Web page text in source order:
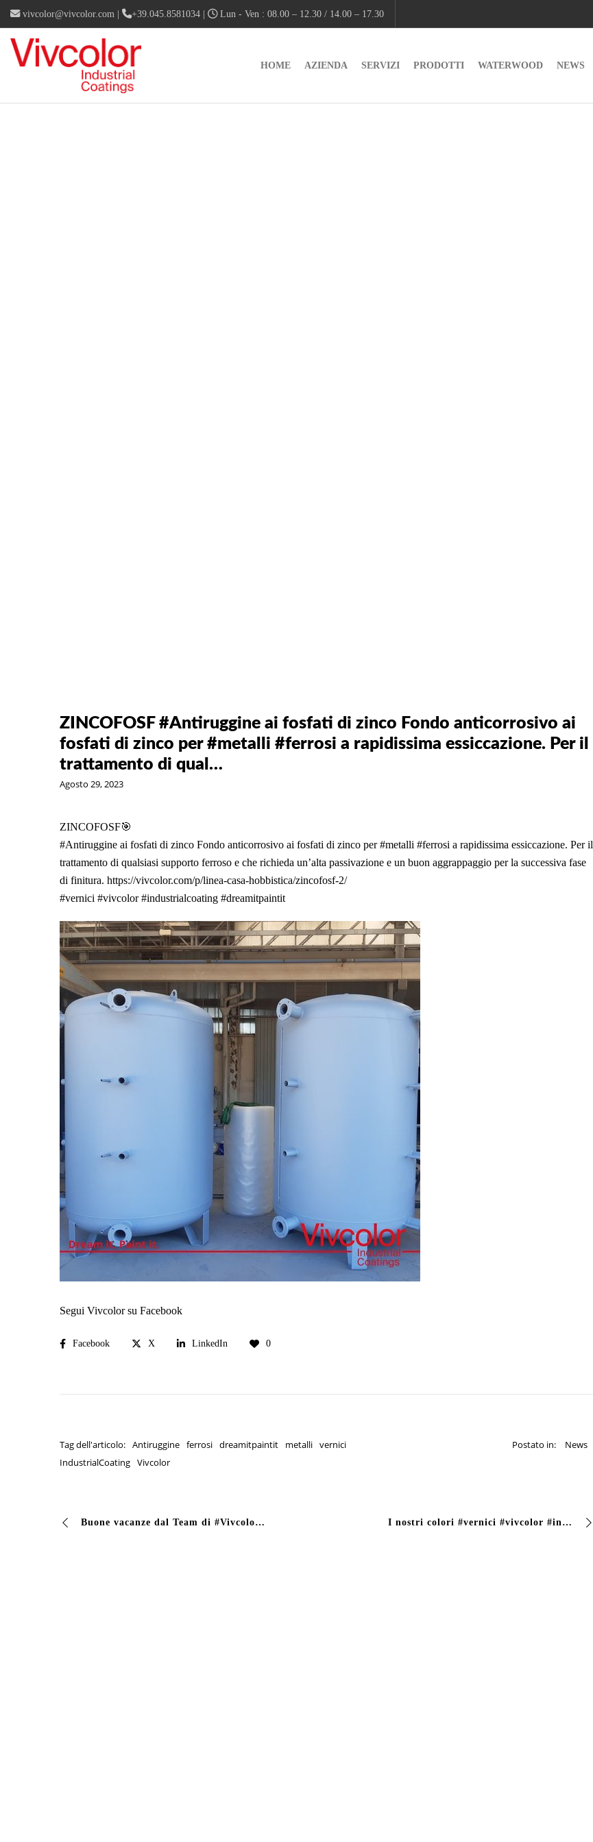
vivcolor@vivcolor.com | +39.045.8581034 | Lun - Ven : 08.00 – 12.30 / 14.00 – 17.30
HOME AZIENDA SERVIZI PRODOTTI WATERWOOD NEWS
ZINCOFOSF #Antiruggine ai fosfati di zinco Fondo anticorrosivo ai
fosfati di zinco per #metalli #ferrosi a rapidissima essiccazione. Per il
trattamento di qual…
Agosto 29, 2023
ZINCOFOSF🎯
#Antiruggine ai fosfati di zinco Fondo anticorrosivo ai fosfati di zinco per#metalli #ferrosi a rapidissima essiccazione. Per il
trattamento di qualsiasi supporto ferroso e che richieda un’alta passivazione e un buon aggrappaggio per la successiva fase
di finitura. https://vivcolor.com/p/linea-casa-hobbistica/zincofosf-2/
#vernici #vivcolor #industrialcoating #dreamitpaintit
Segui Vivcolor su Facebook
Facebook X LinkedIn 0
Tag dell'articolo: Antiruggine ferrosi dreamitpaintit metalli vernici
IndustrialCoating Vivcolor
Postato in: News
Buone vacanze dal Team di #Vivcolor Ci prendiamo un piccolo periodo di ferie dal 09 al 23 Agosto #vivcolor #industrialcoating #vernici #dreamitpaintit I nostri colori #vernici #vivcolor #industrialcoating #dreamitpaintit